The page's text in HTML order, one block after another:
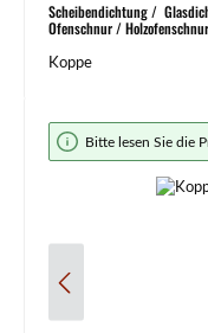
Scheibendichtung /
Ofenschnur / Holzofenschnur
Koppe
Bildergalerie
Bitte lesen Sie die